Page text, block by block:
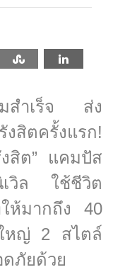
สำเร็จ ส่ง
งสิตครั้งแรก!
สิต” แคมปัส
เวิล ใช้ชีวิต
ห้มากถึง 40
หญ่ 2 สไตล์
ภัยด้วย